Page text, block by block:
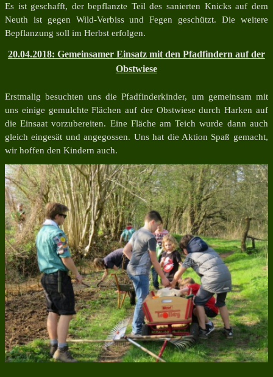
Es ist geschafft, der bepflanzte Teil des sanierten Knicks auf dem
Neuth ist gegen Wild-Verbiss und Fegen geschützt. Die weitere
Bepflanzung soll im Herbst erfolgen.
20.04.2018: Gemeinsamer Einsatz mit den Pfadfindern auf der
Obstwiese
Erstmalig besuchten uns die Pfadfinderkinder, um gemeinsam mit
uns einige gemulchte Flächen auf der Obstwiese durch Harken auf
die Einsaat vorzubereiten. Eine Fläche am Teich wurde dann auch
gleich eingesät und angegossen. Uns hat die Aktion Spaß gemacht,
wir hoffen den Kindern auch.